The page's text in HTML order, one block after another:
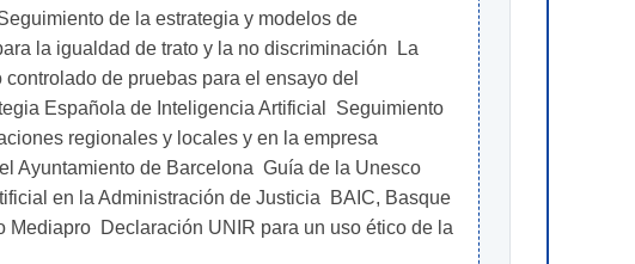
de la estrategia y modelos de
la igualdad de trato y la no discriminación  La
de pruebas para el ensayo del
Española de Inteligencia Artificial  Seguimiento
regionales y locales y en la empresa
Ayuntamiento de Barcelona  Guía de la Unesco
en la Administración de Justicia  BAIC, Basque
Declaración UNIR para un uso ético de la